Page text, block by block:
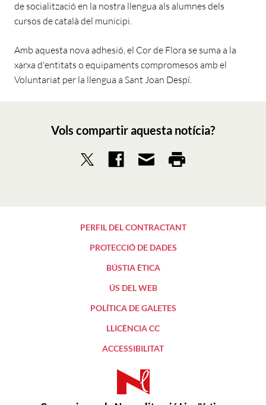
de socialització en la nostra llengua als alumnes dels
cursos de català del municipi.
Amb aquesta nova adhesió, el Cor de Flora se suma a la
xarxa d'entitats o equipaments compromesos amb el
Voluntariat per la llengua a Sant Joan Despí.
Vols compartir aquesta notícia?
PERFIL DEL CONTRACTANT
PROTECCIÓ DE DADES
BÚSTIA ÈTICA
ÚS DEL WEB
POLÍTICA DE GALETES
LLICÈNCIA CC
ACCESSIBILITAT